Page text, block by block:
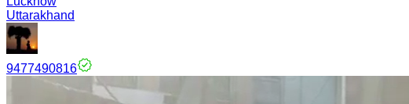
Uttarakhand
9477490816